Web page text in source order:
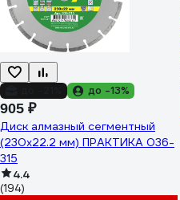
до -13%
905 ₽
Диск алмазный сегментный
(230х22.2 мм) ПРАКТИКА 036-
315
4.4
(194)